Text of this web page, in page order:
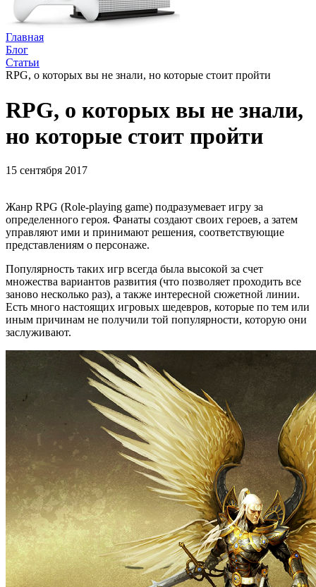
Главная
Блог
Статьи
RPG, о которых вы не знали, но которые стоит пройти
RPG, о которых вы не знали,
но которые стоит пройти
15 сентября 2017
Жанр RPG (Role-playing game) подразумевает игру за
определенного героя. Фанаты создают своих героев, а затем
управляют ими и принимают решения, соответствующие
представлениям о персонаже.
Популярность таких игр всегда была высокой за счет
множества вариантов развития (что позволяет проходить все
заново несколько раз), а также интересной сюжетной линии.
Есть много настоящих игровых шедевров, которые по тем или
иным причинам не получили той популярности, которую они
заслуживают.